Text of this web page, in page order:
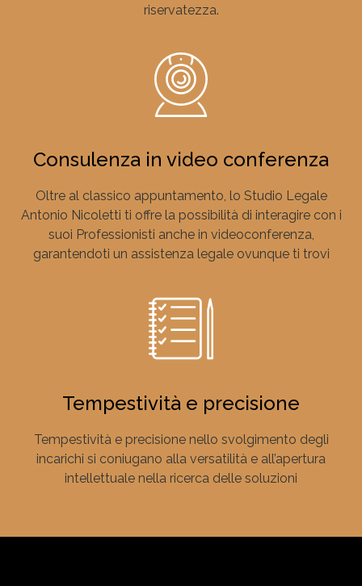
riservatezza.
Consulenza in video conferenza
Oltre al classico appuntamento, lo Studio Legale
Antonio Nicoletti ti offre la possibilità di interagire con i
suoi Professionisti anche in videoconferenza,
garantendoti un assistenza legale ovunque ti trovi
Tempestività e precisione
Tempestività e precisione nello svolgimento degli
incarichi si coniugano alla versatilità e all’apertura
intellettuale nella ricerca delle soluzioni